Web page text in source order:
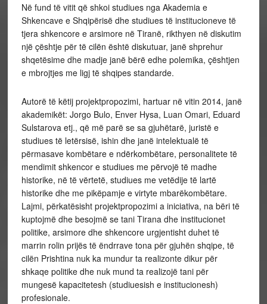
Në fund të vitit që shkoi studiues nga Akademia e
Shkencave e Shqipërisë dhe studiues të institucioneve të
tjera shkencore e arsimore në Tiranë, rikthyen në diskutim
një çështje për të cilën është diskutuar, janë shprehur
shqetësime dhe madje janë bërë edhe polemika, çështjen
e mbrojtjes me ligj të shqipes standarde.
Autorë të këtij projektpropozimi, hartuar në vitin 2014, janë
akademikët: Jorgo Bulo, Enver Hysa, Luan Omari, Eduard
Sulstarova etj., që më parë se sa gjuhëtarë, juristë e
studiues të letërsisë, ishin dhe janë intelektualë të
përmasave kombëtare e ndërkombëtare, personalitete të
mendimit shkencor e studiues me përvojë të madhe
historike, në të vërtetë, studiues me vetëdije të lartë
historike dhe me pikëpamje e virtyte mbarëkombëtare.
Lajmi, përkatësisht projektpropozimi a iniciativa, na bëri të
kuptojmë dhe besojmë se tani Tirana dhe institucionet
politike, arsimore dhe shkencore urgjentisht duhet të
marrin rolin prijës të ëndrrave tona për gjuhën shqipe, të
cilën Prishtina nuk ka mundur ta realizonte dikur për
shkaqe politike dhe nuk mund ta realizojë tani për
mungesë kapacitetesh (studiuesish e institucionesh)
profesionale.